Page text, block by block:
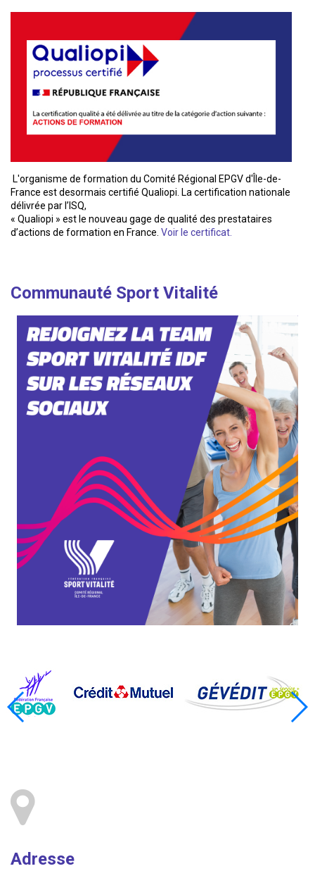
L'organisme de formation du Comité Régional EPGV d'Île-de-
France est desormais certifié Qualiopi. La certification nationale
délivrée par l’ISQ,
« Qualiopi » est le nouveau gage de qualité des prestataires
d’actions de formation en France. Voir le certificat.
Communauté Sport Vitalité
Adresse